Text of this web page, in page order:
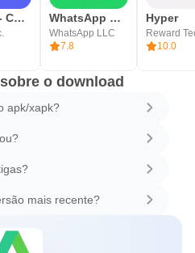
Discord - Converse e Jogue WhatsApp Messenger
WhatsApp LLC
7.8
Hyper
Reward
10.0
o download
apk/xapk?
mais recente?